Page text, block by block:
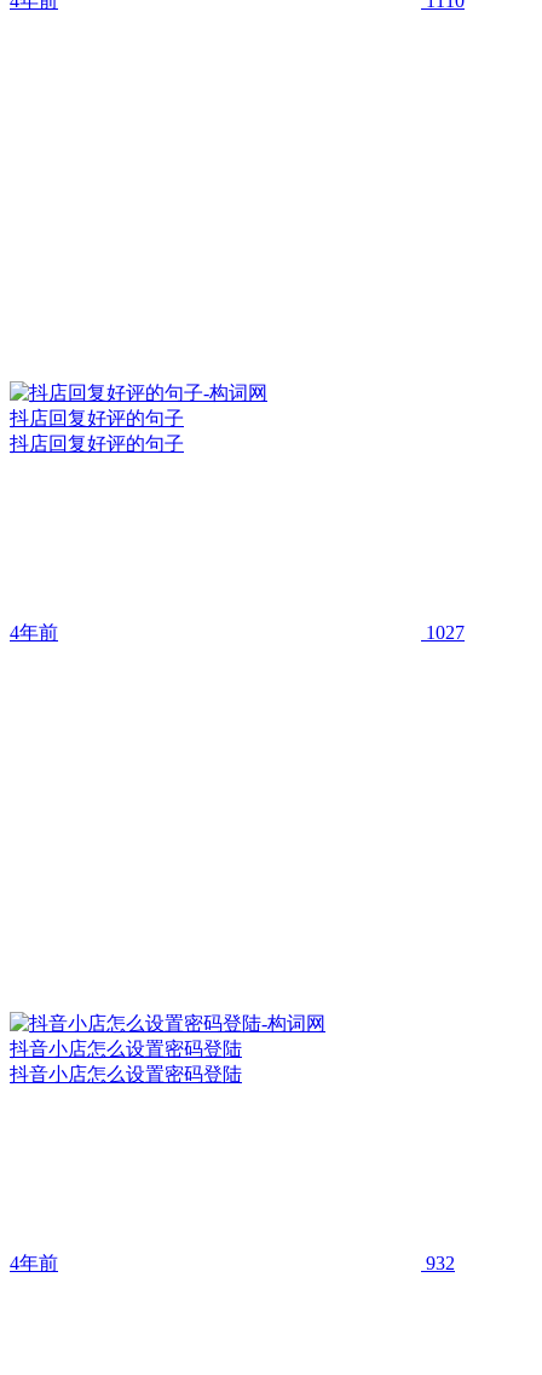
抖店回复好评的句子
抖店回复好评的句子
4年前 1027
抖音小店怎么设置密码登陆
抖音小店怎么设置密码登陆
4年前 932